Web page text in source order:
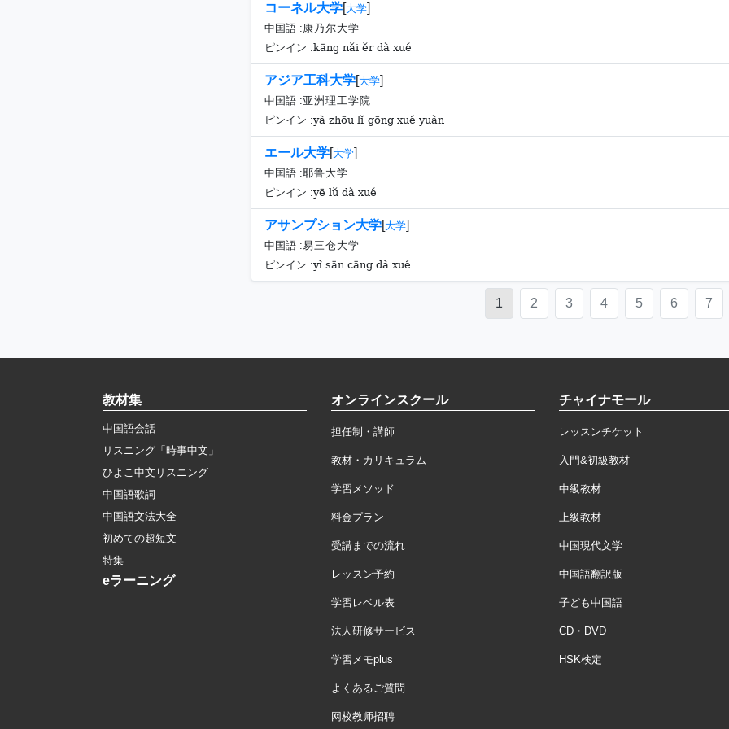
コーネル大学[大学]
中国語 :康乃尔大学
ピンイン :kāng nǎi ěr dà xué
アジア工科大学[大学]
中国語 :亚洲理工学院
ピンイン :yà zhōu lǐ gōng xué yuàn
エール大学[大学]
中国語 :耶鲁大学
ピンイン :yē lǔ dà xué
アサンプション大学[大学]
中国語 :易三仓大学
ピンイン :yì sān cāng dà xué
1 2 3 4 5 6 7
教材集
中国語会話
リスニング「時事中文」
ひよこ中文リスニング
中国語歌詞
中国語文法大全
初めての超短文
特集
eラーニング
オンラインスクール
担任制・講師
教材・カリキュラム
学習メソッド
料金プラン
受講までの流れ
レッスン予約
学習レベル表
法人研修サービス
学習メモplus
よくあるご質問
网校教师招聘
チャイナモール
レッスンチケット
入門&初級教材
中級教材
上級教材
中国現代文学
中国語翻訳版
子ども中国語
CD・DVD
HSK検定